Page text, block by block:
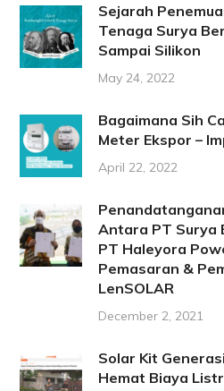
Sejarah
Tenaga Surya
Sampai Silikon
May 24, 2022
Bagaimana Sih
Meter Ekspor –
April 22, 2022
Antara PT Surya
PT Haleyora
Pemasaran &
LenSOLAR
December 2, 2021
Solar Kit
Hemat Biaya